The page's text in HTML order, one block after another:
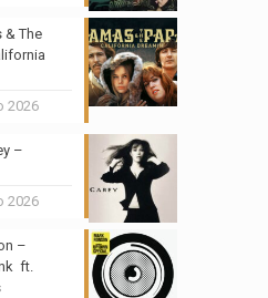
& The
2026
–
2026
–
ft.